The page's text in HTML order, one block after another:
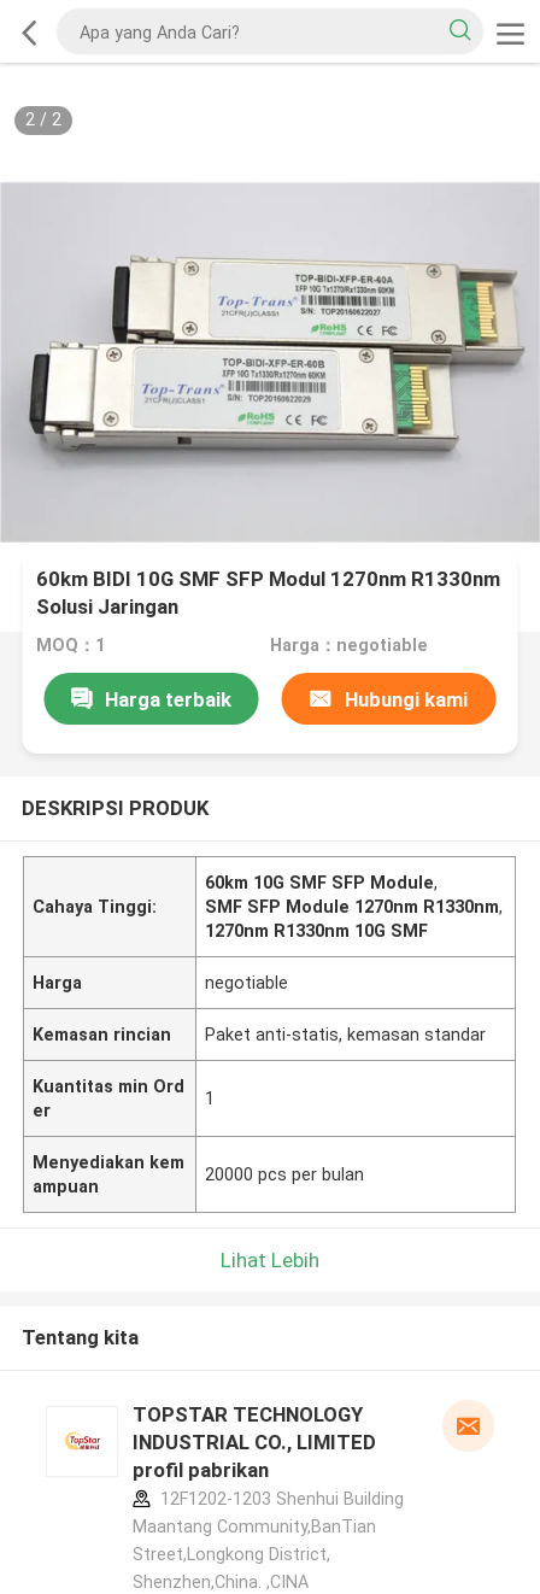
2/ 2
60km BIDI 10G SMF SFP Modul 1270nm R1330nm
Solusi Jaringan
MOQ：1 Harga：negotiable
Harga terbaik Hubungi kami
DESKRIPSI PRODUK
Cahaya Tinggi:
60km 10G SMF SFP Module,
SMF SFP Module 1270nm R1330nm,
1270nm R1330nm 10G SMF
Harga negotiable
Kemasan rincian Paket anti-statis, kemasan standar
Kuantitas min Ord
er
1
Menyediakan kem
ampuan
20000 pcs per bulan
Lihat Lebih
Tentang kita
TOPSTAR TECHNOLOGY
INDUSTRIAL CO., LIMITED
profil pabrikan
12F1202-1203 Shenhui Building
Maantang Community,BanTian
Street,Longkong District,
Shenzhen,China. ,CINA